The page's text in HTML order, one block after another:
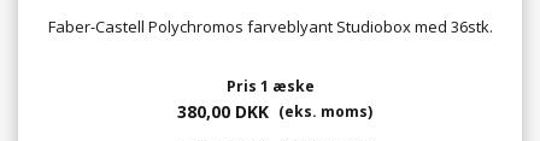
Faber-Castell Polychromos farveblyant Studiobox med 36stk.
Pris 1 æske
380,00 DKK (eks. moms)